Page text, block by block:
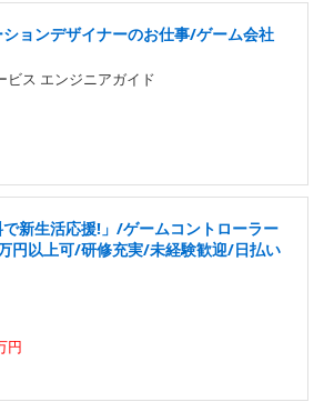
ョンデザイナーのお仕事/ゲーム会社
ビス エンジニアガイド
で新生活応援!」/ゲームコントローラー
円以上可/研修充実/未経験歓迎/日払い
円